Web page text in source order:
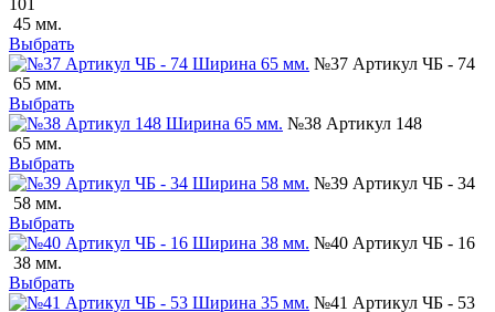
45 мм.
Выбрать
№37 Артикул ЧБ - 74
65 мм.
Выбрать
№38 Артикул 148
65 мм.
Выбрать
№39 Артикул ЧБ - 34
58 мм.
Выбрать
№40 Артикул ЧБ - 16
38 мм.
Выбрать
№41 Артикул ЧБ - 53